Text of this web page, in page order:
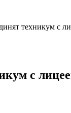
техникум с
с